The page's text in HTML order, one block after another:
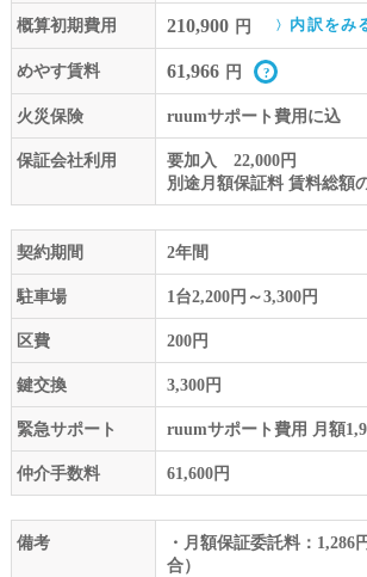
概算初期費用 210,900 円 内訳をみ
めやす賃料 61,966 円
火災保険 ruumサポート費用に込
保証会社利用
要加入 22,000円
別途月額保証料 賃料総額
契約期間 2年間
駐車場 1台2,200円～3,300円
区費 200円
鍵交換 3,300円
緊急サポート ruumサポート費用 月額
仲介手数料 61,600円
備考
・月額保証委託料：1,286
合）